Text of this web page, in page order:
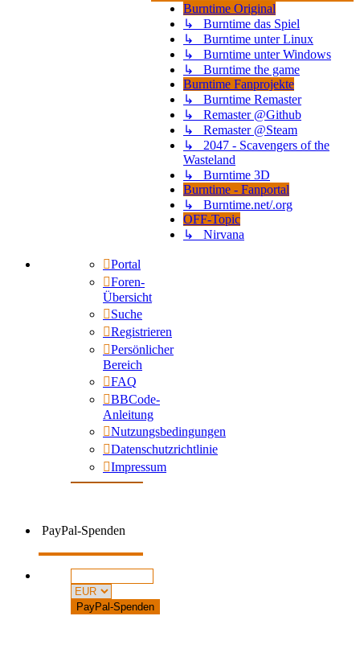
Burntime Original
↳ Burntime das Spiel
↳ Burntime unter Linux
↳ Burntime unter Windows
↳ Burntime the game
Burntime Fanprojekte
↳ Burntime Remaster
↳ Remaster @Github
↳ Remaster @Steam
↳ 2047 - Scavengers of the
Wasteland
↳ Burntime 3D
Burntime - Fanportal
↳ Burntime.net/.org
OFF-Topic
↳ Nirvana
Portal
Foren-
Übersicht
Suche
Registrieren
Persönlicher
Bereich
FAQ
BBCode-
Anleitung
Nutzungsbedingungen
Datenschutzrichtlinie
Impressum
PayPal-Spenden